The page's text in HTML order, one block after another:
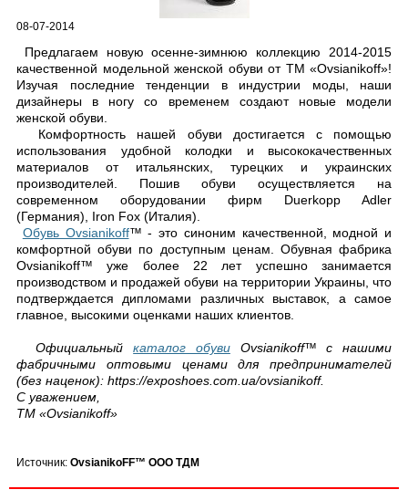
08-07-2014
Предлагаем новую осенне-зимнюю коллекцию 2014-2015
качественной модельной женской обуви от TM «Ovsianikoff»!
Изучая последние тенденции в индустрии моды, наши
дизайнеры в ногу со временем создают новые модели
женской обуви.
Комфортность нашей обуви достигается с помощью
использования удобной колодки и высококачественных
материалов от итальянских, турецких и украинских
производителей. Пошив обуви осуществляется на
современном оборудовании фирм Duerkopp Adler
(Германия), Iron Fox (Италия).
Обувь Ovsianikoff™ - это синоним качественной, модной и
комфортной обуви по доступным ценам. Обувная фабрика
Ovsianikoff™ уже более 22 лет успешно занимается
производством и продажей обуви на территории Украины, что
подтверждается дипломами различных выставок, а самое
главное, высокими оценками наших клиентов.
Официальныйкаталог обувиOvsianikoff™ с нашими
фабричными оптовыми ценами для предпринимателей
(без наценок): https://exposhoes.com.ua/ovsianikoff.
С уважением,
TM «Ovsianikoff»
Источник: OvsianikoFF™ ООО ТДМ